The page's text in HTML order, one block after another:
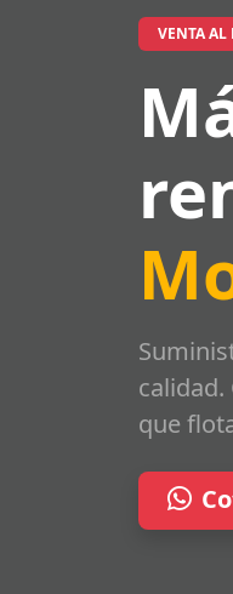
VENTA AL
que